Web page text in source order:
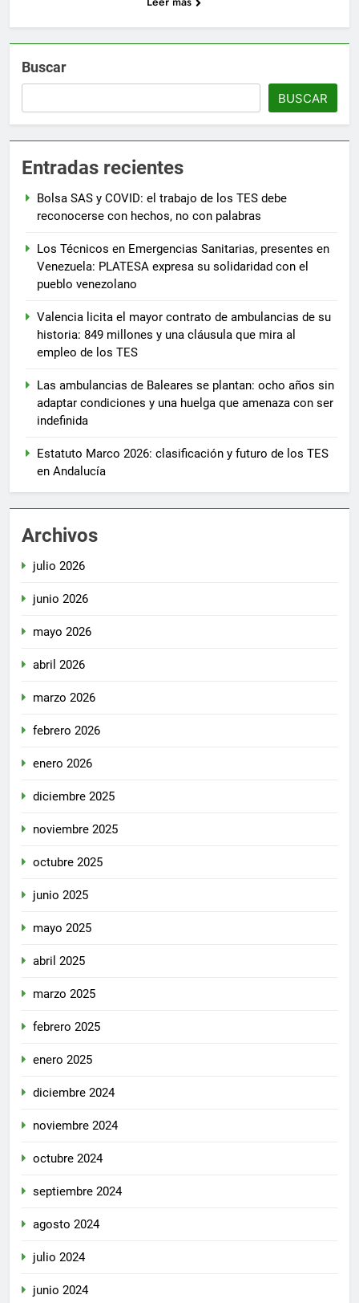
Buscar
BUSCAR
Entradas recientes
Bolsa SAS y COVID: el trabajo de los TES debe
reconocerse con hechos, no con palabras
Los Técnicos en Emergencias Sanitarias, presentes en
Venezuela: PLATESA expresa su solidaridad con el
pueblo venezolano
Valencia licita el mayor contrato de ambulancias de su
historia: 849 millones y una cláusula que mira al
empleo de los TES
Las ambulancias de Baleares se plantan: ocho años sin
adaptar condiciones y una huelga que amenaza con ser
indefinida
Estatuto Marco 2026: clasificación y futuro de los TES
en Andalucía
Archivos
julio 2026
junio 2026
mayo 2026
abril 2026
marzo 2026
febrero 2026
enero 2026
diciembre 2025
noviembre 2025
octubre 2025
junio 2025
mayo 2025
abril 2025
marzo 2025
febrero 2025
enero 2025
diciembre 2024
noviembre 2024
octubre 2024
septiembre 2024
agosto 2024
julio 2024
junio 2024